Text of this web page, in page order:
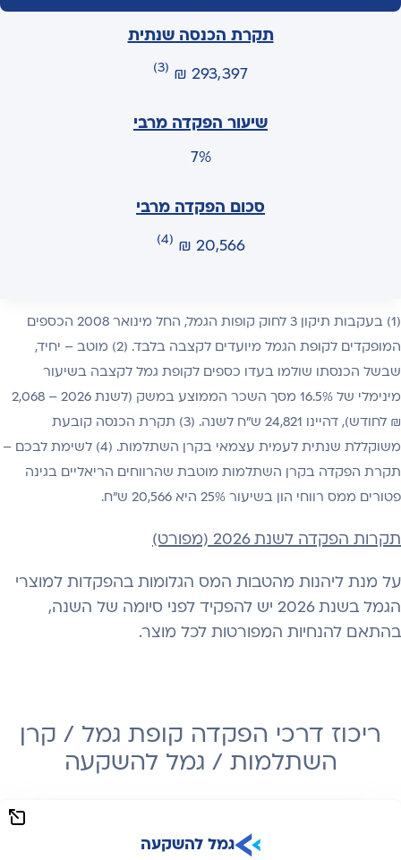
293,397 ₪
(3)
7%
20,566 ₪
(4)
(1) בעקבות תיקון 3 לחוק קופות הגמל, החל מינואר 2008 הכספים
המופקדים לקופת הגמל מיועדים לקצבה בלבד. (2) מוטב – יחיד,
שבשל הכנסתו שולמו בעדו כספים לקופת גמל לקצבה בשיעור
מינימלי של 16.5% מסך השכר הממוצע במשק (לשנת 2026 – 2,068
₪ לחודש), דהיינו 24,821 ש"ח לשנה. (3) תקרת הכנסה קובעת
משוקללת שנתית לעמית עצמאי בקרן השתלמות. (4) לשימת לבכם –
תקרת הפקדה בקרן השתלמות מוטבת שהרווחים הריאליים בגינה
פטורים ממס רווחי הון בשיעור 25% היא 20,566 ש"ח.
תקרות הפקדה לשנת 2026 (מפורט)
על מנת ליהנות מהטבות המס הגלומות בהפקדות למוצרי
הגמל בשנת 2026 יש להפקיד לפני סיומה של השנה,
בהתאם להנחיות המפורטות לכל מוצר.
ריכוז דרכי הפקדה קופת גמל / קרן
השתלמות / גמל להשקעה
גמל להשקעה